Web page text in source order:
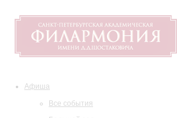
Афиша
Все события